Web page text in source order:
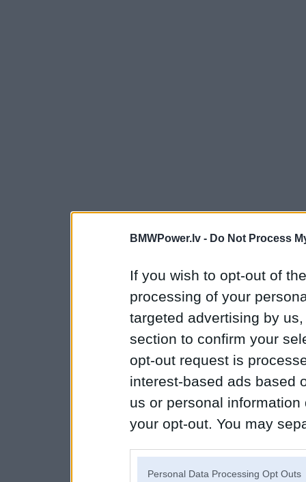
BMWPower.lv - Do Not Process
If you wish to opt-out of
processing of your
targeted advertising by
section to confirm your
opt-out request is
interest-based ads based
us or personal
your opt-out. You may
Personal Data Processing Opt Outs